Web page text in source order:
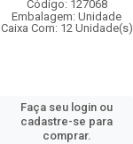
Código: 127068
Embalagem: Unidade
Caixa Com: 12 Unidade(s)
Faça seu login ou
cadastre-se para
comprar.